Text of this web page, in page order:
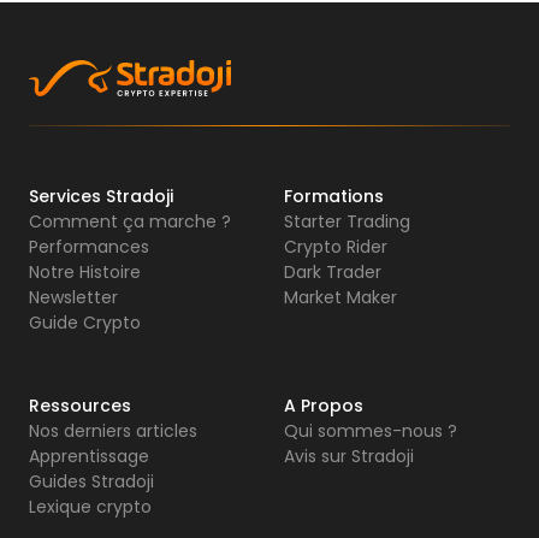
Services Stradoji
Comment ça marche ?
Performances
Notre Histoire
Newsletter
Guide Crypto
Formations
Starter Trading
Crypto Rider
Dark Trader
Market Maker
Ressources
Nos derniers articles
Apprentissage
Guides Stradoji
Lexique crypto
A Propos
Qui sommes-nous ?
Avis sur Stradoji